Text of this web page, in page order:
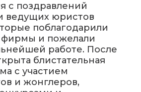
с поздравлений
ведущих юристов
поблагодарили
фирмы и пожелали
работе. После
блистательная
с участием
и жонглеров,